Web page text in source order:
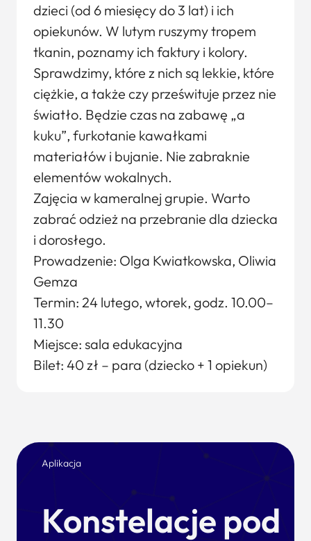
dzieci (od 6 miesięcy do 3 lat) i ich
opiekunów. W lutym ruszymy tropem
tkanin, poznamy ich faktury i kolory.
Sprawdzimy, które z nich są lekkie, które
ciężkie, a także czy prześwituje przez nie
światło. Będzie czas na zabawę „a
kuku”, furkotanie kawałkami
materiałów i bujanie. Nie zabraknie
elementów wokalnych.
Zajęcia w kameralnej grupie. Warto
zabrać odzież na przebranie dla dziecka
i dorosłego.
Prowadzenie: Olga Kwiatkowska, Oliwia
Gemza
Termin: 24 lutego, wtorek, godz. 10.00–
11.30
Miejsce: sala edukacyjna
Bilet: 40 zł – para (dziecko + 1 opiekun)
Aplikacja
Konstelacje pod